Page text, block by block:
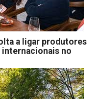
a ligar produtores
no